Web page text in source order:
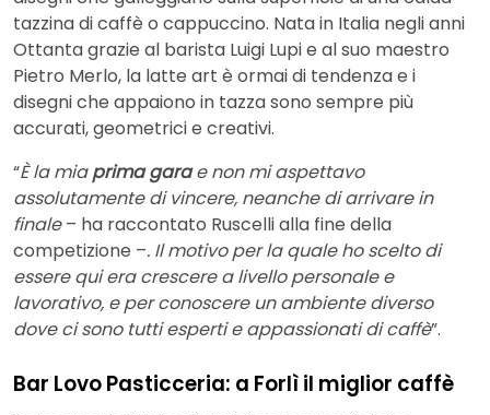
tazzina di caffè o cappuccino. Nata in Italia negli anni
Ottanta grazie al barista Luigi Lupi e al suo maestro
Pietro Merlo, la latte art è ormai di tendenza e i
disegni che appaiono in tazza sono sempre più
accurati, geometrici e creativi.
“È la miaprima gara e non mi aspettavo
assolutamente di vincere, neanche di arrivare in
finale– ha raccontato Ruscelli alla fine della
competizione –. Il motivo per la quale ho scelto di
essere qui era crescere a livello personale e
lavorativo, e per conoscere un ambiente diverso
dove ci sono tutti esperti e appassionati di caffè”.
Bar Lovo Pasticceria: a Forlì il miglior caffè